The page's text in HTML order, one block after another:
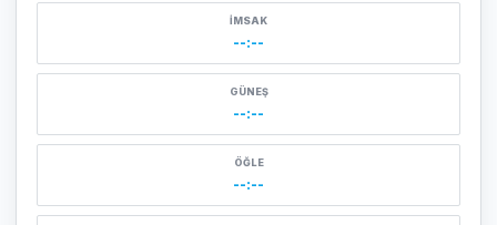
İMSAK
--:--
GÜNEŞ
--:--
ÖĞLE
--:--